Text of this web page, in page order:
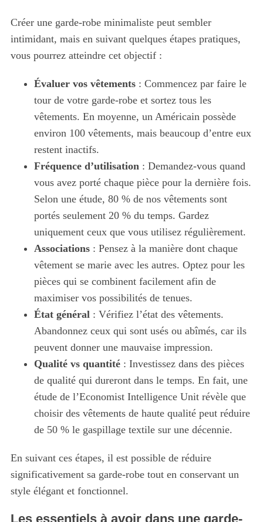
Créer une garde-robe minimaliste peut sembler
intimidant, mais en suivant quelques étapes pratiques,
vous pourrez atteindre cet objectif :
Évaluer vos vêtements: Commencez par faire le
tour de votre garde-robe et sortez tous les
vêtements. En moyenne, un Américain possède
environ 100 vêtements, mais beaucoup d’entre eux
restent inactifs.
Fréquence d’utilisation: Demandez-vous quand
vous avez porté chaque pièce pour la dernière fois.
Selon une étude, 80 % de nos vêtements sont
portés seulement 20 % du temps. Gardez
uniquement ceux que vous utilisez régulièrement.
Associations: Pensez à la manière dont chaque
vêtement se marie avec les autres. Optez pour les
pièces qui se combinent facilement afin de
maximiser vos possibilités de tenues.
État général: Vérifiez l’état des vêtements.
Abandonnez ceux qui sont usés ou abîmés, car ils
peuvent donner une mauvaise impression.
Qualité vs quantité: Investissez dans des pièces
de qualité qui dureront dans le temps. En fait, une
étude de l’Economist Intelligence Unit révèle que
choisir des vêtements de haute qualité peut réduire
de 50 % le gaspillage textile sur une décennie.
En suivant ces étapes, il est possible de réduire
significativement sa garde-robe tout en conservant un
style élégant et fonctionnel.
Les essentiels à avoir dans une garde-